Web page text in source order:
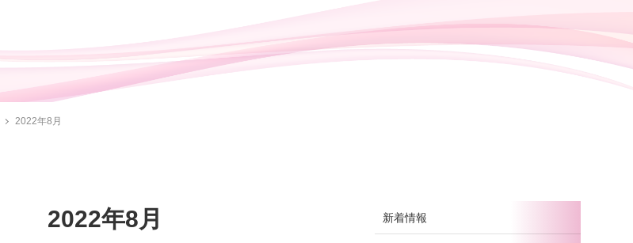
2022年8月
2022年8月 新着情報